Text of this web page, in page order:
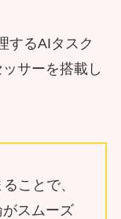
するAIタスク
サーを搭載し
ことで、
スムーズ